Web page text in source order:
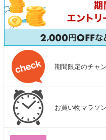
期間限定のチャ
お買い物マラソ